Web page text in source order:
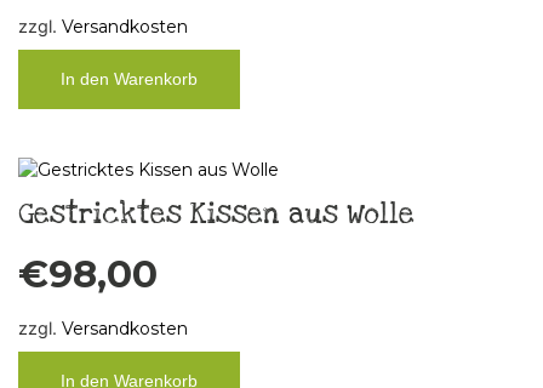
zzgl. Versandkosten
In den Warenkorb
Gestricktes Kissen aus Wolle
€98,00
zzgl. Versandkosten
In den Warenkorb